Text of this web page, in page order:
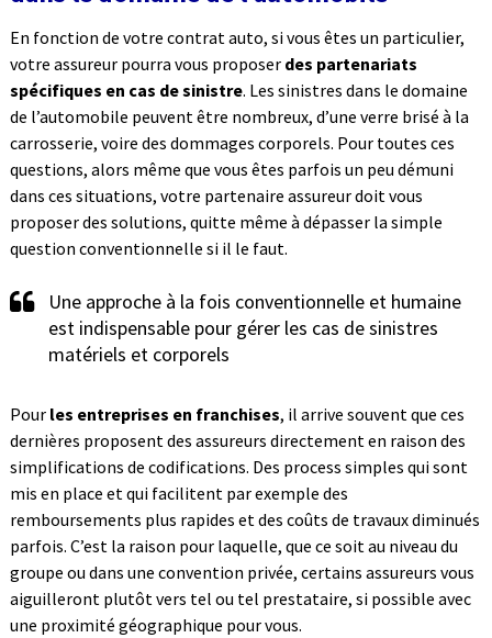
En fonction de votre contrat auto, si vous êtes un particulier,
votre assureur pourra vous proposer des partenariats
spécifiques en cas de sinistre. Les sinistres dans le domaine
de l’automobile peuvent être nombreux, d’une verre brisé à la
carrosserie, voire des dommages corporels. Pour toutes ces
questions, alors même que vous êtes parfois un peu démuni
dans ces situations, votre partenaire assureur doit vous
proposer des solutions, quitte même à dépasser la simple
question conventionnelle si il le faut.
Une approche à la fois conventionnelle et humaine
est indispensable pour gérer les cas de sinistres
matériels et corporels
Pour les entreprises en franchises, il arrive souvent que ces
dernières proposent des assureurs directement en raison des
simplifications de codifications. Des process simples qui sont
mis en place et qui facilitent par exemple des
remboursements plus rapides et des coûts de travaux diminués
parfois. C’est la raison pour laquelle, que ce soit au niveau du
groupe ou dans une convention privée, certains assureurs vous
aiguilleront plutôt vers tel ou tel prestataire, si possible avec
une proximité géographique pour vous.